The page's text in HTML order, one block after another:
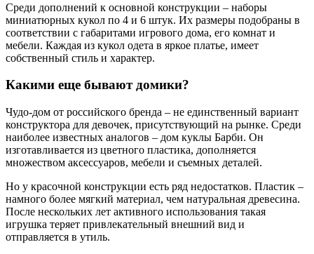
Среди дополнений к основной конструкции – наборы
миниатюрных кукол по 4 и 6 штук. Их размеры подобраны в
соответствии с габаритами игрового дома, его комнат и
мебели. Каждая из кукол одета в яркое платье, имеет
собственный стиль и характер.
Какими еще бывают домики?
Чудо-дом от российского бренда – не единственный вариант
конструктора для девочек, присутствующий на рынке. Среди
наиболее известных аналогов – дом куклы Барби. Он
изготавливается из цветного пластика, дополняется
множеством аксессуаров, мебели и съемных деталей.
Но у красочной конструкции есть ряд недостатков. Пластик –
намного более мягкий материал, чем натуральная древесина.
После нескольких лет активного использования такая
игрушка теряет привлекательный внешний вид и
отправляется в утиль.